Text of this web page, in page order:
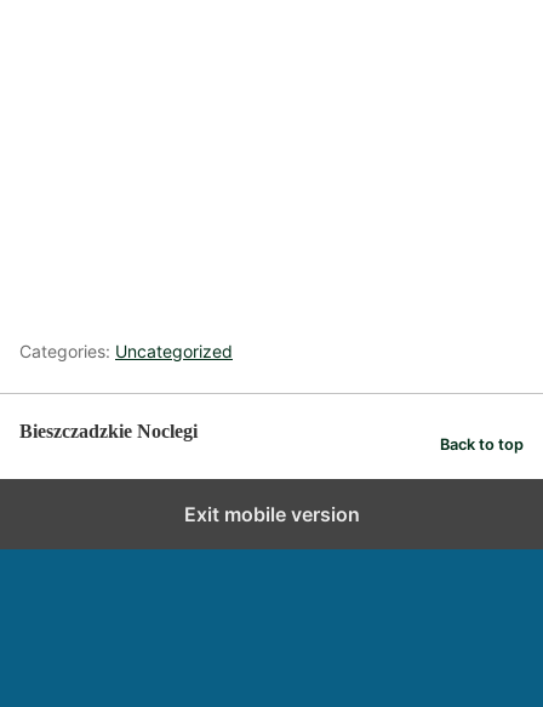
Categories: Uncategorized
Bieszczadzkie Noclegi
Back to top
Exit mobile version